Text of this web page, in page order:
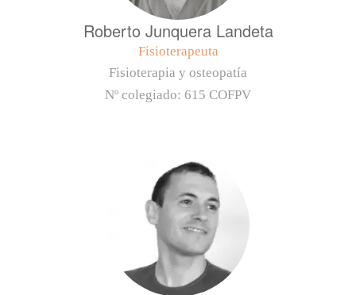
Roberto Junquera Landeta
Fisioterapeuta
Fisioterapia y osteopatía
Nº colegiado: 615 COFPV